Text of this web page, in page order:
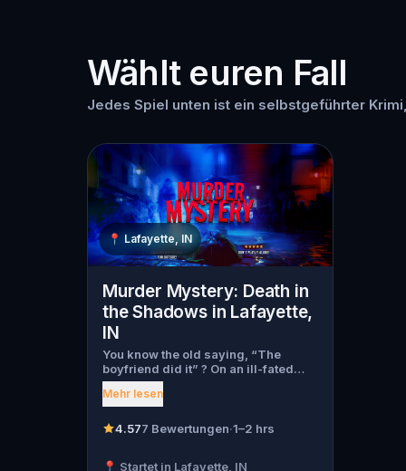
Wählt euren Fall
Jedes Spiel unten ist ein selbstgeführter
📍 Lafayette, IN
Murder Mystery: Death in
the Shadows in Lafayette,
IN
You know the old saying, “The
boyfriend did it” ? On an ill-fated
night, love goes terribly wrong for
Bella Wanderlust and Walter Bridges
found dead during a ghost tour led
Mehr lesen
4.577 Bewertungen·1–2 hrs
📍 Startet in Lafayette, IN